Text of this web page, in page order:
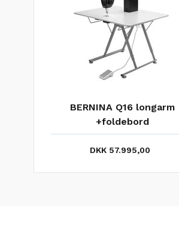
BERNINA Q16 longarm
+foldebord
DKK 57.995,00